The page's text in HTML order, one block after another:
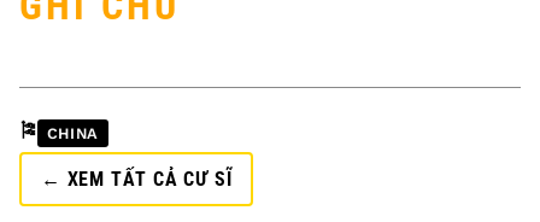
🎏 CHINA
← XEM TẤT CẢ CƯ SĨ